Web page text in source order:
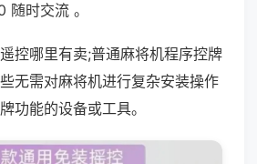
时交流 。
控哪里有卖;普通麻将机程序控牌
无需对麻将机进行复杂安装操作
功能的设备或工具。